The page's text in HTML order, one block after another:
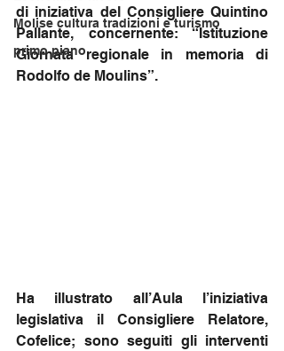
Molise cultura tradizioni e turismo
primo piano
di iniziativa del Consigliere Quintino
Pallante, concernente: “Istituzione
Giornata regionale in memoria di
Rodolfo de Moulins”.
Ha illustrato all’Aula l’iniziativa
legislativa il Consigliere Relatore,
Cofelice; sono seguiti gli interventi